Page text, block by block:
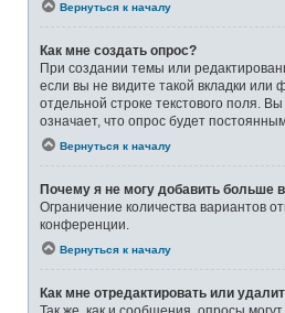
Вернуться к началу
Как мне создать опрос?
При создании темы или
если вы не видите такой вкладки
отдельной строке текстового поля.
означает, что опрос будет
Вернуться к началу
Почему я не могу добавить больше
Ограничение количества вариантов
конференции.
Вернуться к началу
Как мне отредактировать или